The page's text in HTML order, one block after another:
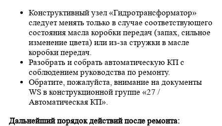
Конструктивный узел «Гидротрансформатор»
следует менять только в случае соответствующего
состояния масла коробки передач (запах, сильное
изменение цвета) или из-за стружки в масле
коробки передач.
Разобрать и собрать автоматическую КП с
соблюдением руководства по ремонту.
Обратите, пожалуйста, внимание на документы
WS в конструкционной группе «27 /
Автоматическая КП».
Дальнейший порядок действий после ремонта: